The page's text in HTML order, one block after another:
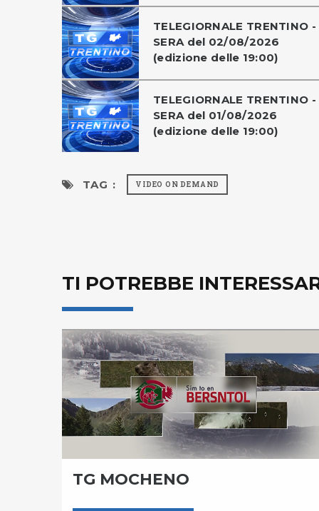
TELEGIORNALE TRENTINO -
SERA del 02/08/2026
(edizione delle 19:00)
TELEGIORNALE TRENTINO -
SERA del 01/08/2026
(edizione delle 19:00)
TAG : VIDEO ON DEMAND
TI POTREBBE
TG MOCHENO